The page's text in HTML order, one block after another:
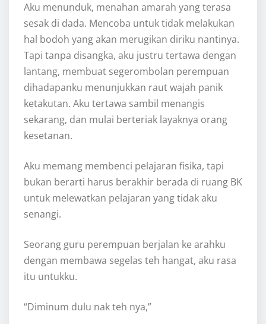
Aku menunduk, menahan amarah yang terasa
sesak di dada. Mencoba untuk tidak melakukan
hal bodoh yang akan merugikan diriku nantinya.
Tapi tanpa disangka, aku justru tertawa dengan
lantang, membuat segerombolan perempuan
dihadapanku menunjukkan raut wajah panik
ketakutan. Aku tertawa sambil menangis
sekarang, dan mulai berteriak layaknya orang
kesetanan.
Aku memang membenci pelajaran fisika, tapi
bukan berarti harus berakhir berada di ruang BK
untuk melewatkan pelajaran yang tidak aku
senangi.
Seorang guru perempuan berjalan ke arahku
dengan membawa segelas teh hangat, aku rasa
itu untukku.
“Diminum dulu nak teh nya,”